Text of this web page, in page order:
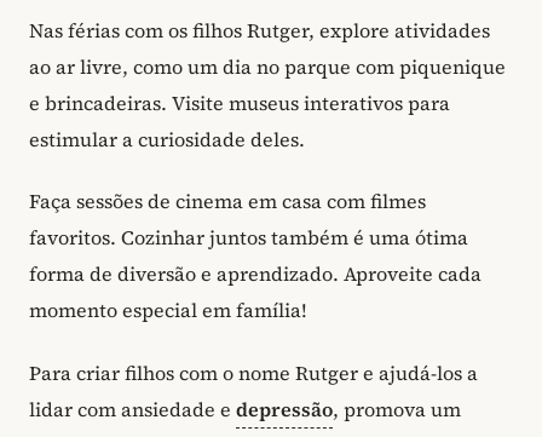
Nas férias com os filhos Rutger, explore atividades
ao ar livre, como um dia no parque com piquenique
e brincadeiras. Visite museus interativos para
estimular a curiosidade deles.
Faça sessões de cinema em casa com filmes
favoritos. Cozinhar juntos também é uma ótima
forma de diversão e aprendizado. Aproveite cada
momento especial em família!
Para criar filhos com o nome Rutger e ajudá-los a
lidar com ansiedade e depressão, promova um